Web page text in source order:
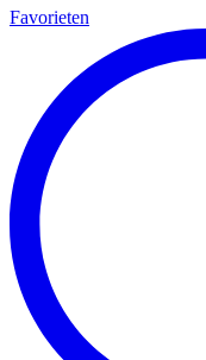
Favorieten